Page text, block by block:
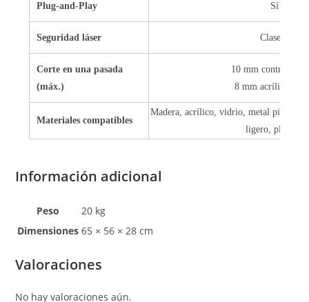
Plug-and-Play Sí
Seguridad láser Clase 1
Corte en una pasada
(máx.)
10 mm
8 mm acrílico
Materiales compatibles
Madera, acrílico, vidrio, metal pintado,
ligero, plástico
Información adicional
Peso
20 kg
Dimensiones 65 × 56 × 28 cm
Valoraciones
No hay valoraciones aún.